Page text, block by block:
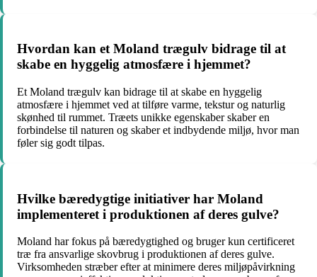
Hvordan kan et Moland trægulv bidrage til at
skabe en hyggelig atmosfære i hjemmet?
Et Moland trægulv kan bidrage til at skabe en hyggelig
atmosfære i hjemmet ved at tilføre varme, tekstur og naturlig
skønhed til rummet. Træets unikke egenskaber skaber en
forbindelse til naturen og skaber et indbydende miljø, hvor man
føler sig godt tilpas.
Hvilke bæredygtige initiativer har Moland
implementeret i produktionen af deres gulve?
Moland har fokus på bæredygtighed og bruger kun certificeret
træ fra ansvarlige skovbrug i produktionen af deres gulve.
Virksomheden stræber efter at minimere deres miljøpåvirkning